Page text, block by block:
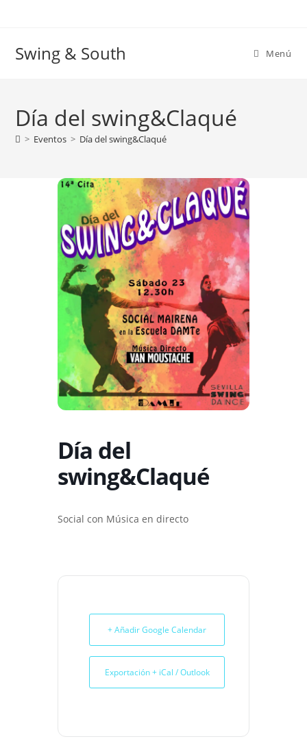
Swing & South Menú
Día del swing&Claqué
> Eventos > Día del swing&Claqué
Día del
swing&Claqué
Social con Música en directo
+ Añadir Google Calendar
Exportación + iCal / Outlook